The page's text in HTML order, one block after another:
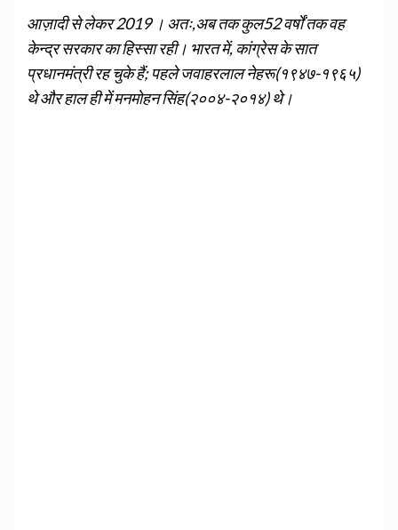
आज़ादी से लेकर 2019 । अतः,अब तक कुल52 वर्षों तक वह
केन्द्र सरकार का हिस्सा रही। भारत में, कांग्रेस के सात
प्रधानमंत्री रह चुके हैं; पहले जवाहरलाल नेहरू(१९४७-१९६५)
थे और हाल ही में मनमोहन सिंह(२००४-२०१४) थे।